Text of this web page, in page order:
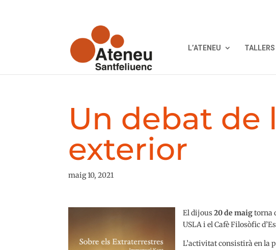
L’ATENEU TALLERS
Un debat de
exterior
maig 10, 2021
El dijous20 de maigtorna
USLA i el Cafè Filosòfic
L’activitat consistirà en la